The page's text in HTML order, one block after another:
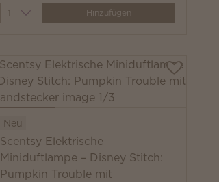
Quantity Hinzufügen
Neu
Scentsy Elektrische
Miniduftlampe – Disney Stitch:
Pumpkin Trouble mit